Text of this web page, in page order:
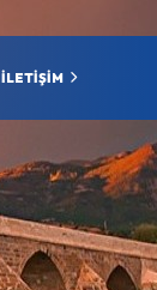
İLETİŞİM